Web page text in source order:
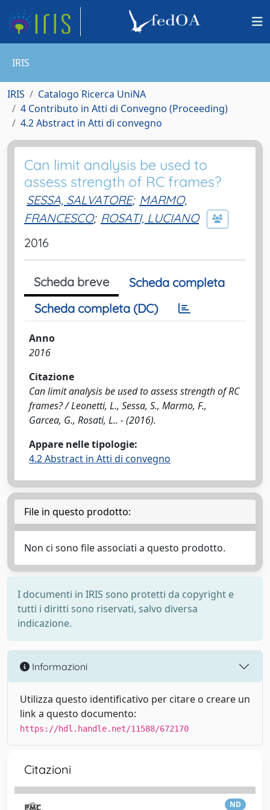
IRIS
IRIS
Catalogo Ricerca UniNA
4 Contributo in Atti di Convegno (Proceeding)
4.2 Abstract in Atti di convegno
Can limit analysis be used to
assess strength of RC frames?
SESSA, SALVATORE; MARMO,
FRANCESCO; ROSATI, LUCIANO
2016
Scheda breve
Scheda completa
Scheda completa (DC)
Anno
2016
Citazione
Can limit analysis be used to assess strength of RC
frames? / Leonetti, L., Sessa, S., Marmo, F.,
Garcea, G., Rosati, L.. - (2016).
Appare nelle tipologie:
4.2 Abstract in Atti di convegno
File in questo prodotto:
Non ci sono file associati a questo prodotto.
I documenti in IRIS sono protetti da copyright e
tutti i diritti sono riservati, salvo diversa
indicazione.
Informazioni
Utilizza questo identificativo per citare o creare un
link a questo documento:
https://hdl.handle.net/11588/672170
Citazioni
ND